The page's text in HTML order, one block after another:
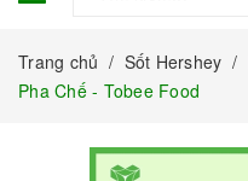
Trang chủ / Sốt Hershey /
Pha Chế - Tobee Food